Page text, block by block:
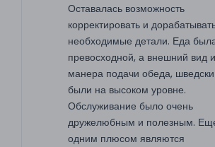
Оставалась возможность
корректировать и
необходимые детали. Еда
превосходной, а внешний вид и
манера подачи обеда,
были на высоком уровне.
Обслуживание было очень
дружелюбным и полезным.
одним плюсом являются